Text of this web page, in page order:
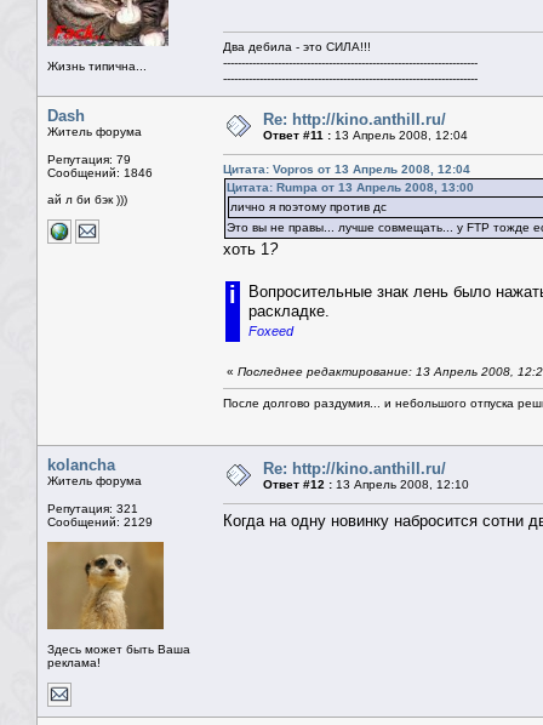
Жизнь типична...
Два дебила - это СИЛА!!!
----------------------------------------------------------------------
----------------------------------------------------------------------
Dash
Житель форума
Репутация: 79
Сообщений: 1846
ай л би бэк )))
Re: http://kino.anthill.ru/
Ответ #11 : 13 Апрель 2008, 12:04
Цитата: Vopros от 13 Апрель 2008, 12:04
Цитата: Rumpa от 13 Апрель 2008, 13:00
лично я поэтому против дс
Это вы не правы... лучше совмещать... у FTP тожде
хоть 1?
i
Вопросительные знак лень было
раскладке.
Foxeed
« Последнее редактирование: 13 Апрель 2008,
После долгово раздумия... и небольшого отпуска
kolancha
Житель форума
Репутация: 321
Сообщений: 2129
Здесь может быть Ваша
реклама!
Re: http://kino.anthill.ru/
Ответ #12 : 13 Апрель 2008, 12:10
Когда на одну новинку набросится сотни